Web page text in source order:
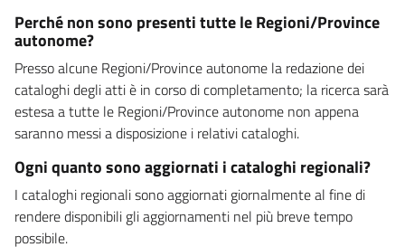
Perché non sono presenti tutte le Regioni/Province
autonome?
Presso alcune Regioni/Province autonome la redazione dei
cataloghi degli atti è in corso di completamento; la ricerca sarà
estesa a tutte le Regioni/Province autonome non appena
saranno messi a disposizione i relativi cataloghi.
Ogni quanto sono aggiornati i cataloghi regionali?
I cataloghi regionali sono aggiornati giornalmente al fine di
rendere disponibili gli aggiornamenti nel più breve tempo
possibile.